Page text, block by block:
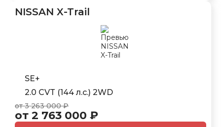
NISSAN X-Trail
SE+
2.0 CVT (144 л.с.) 2WD
от 3 263 000 ₽
от 2 763 000 ₽